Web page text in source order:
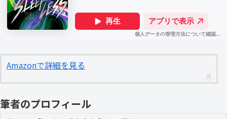
Amazonで詳細を見る
筆者のプロフィール